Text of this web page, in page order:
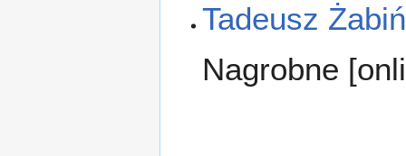
Tadeusz
Nagrobne